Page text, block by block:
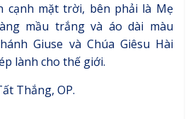
cạnh mặt trời, bên phải là Mẹ
mầu trắng và áo dài màu
Giuse và Chúa Giêsu Hài
lành cho thế giới.
Thắng, OP.